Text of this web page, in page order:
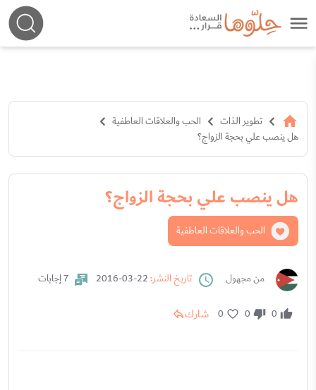
تطوير الذات
الحب والعلاقات العاطفية
هل ينصب علي بحجة الزواج؟
هل ينصب علي بحجة الزواج؟
الحب والعلاقات العاطفية
من مجهول تاريخ النشر: 7 إجابات
0
0
0 شارك